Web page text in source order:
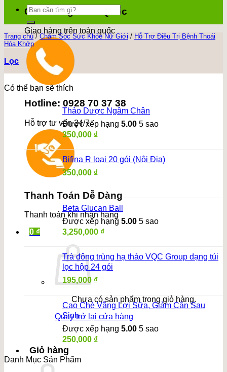
Giao Hàng Toàn Quốc
Giao hàng trên toàn quốc
Hotline: 0928 70 37 38
Hỗ trợ tư vấn 24/7
Thanh Toán Dễ Dàng
Thanh toán khi nhận hàng
0 ₫
Chưa có sản phẩm trong giỏ hàng.
Quay trở lại cửa hàng
Giỏ hàng
Tìm
kiếm:
Trang chủ / Chăm Sóc Sức Khỏe Nữ Giới / Hỗ Trợ Điều Trị Bệnh Thoái
Hóa Khớp
Lọc
Có thể bạn sẽ thích
Thảo Dược Ngâm Chân
Được xếp hạng 5.00 5 sao
350,000 ₫
Bifina R loại 20 gói (Nội Địa)
350,000 ₫
Beta Glucan Ball
Được xếp hạng 5.00 5 sao
3,250,000 ₫
Trà đông trùng hạ thảo VQC Group dạng túi
lọc hộp 24 gói
195,000 ₫
Cao Chè Vằng Lợi Sữa, Giảm Cân Sau
Sinh
Được xếp hạng 5.00 5 sao
250,000 ₫
Danh Mục Sản Phẩm